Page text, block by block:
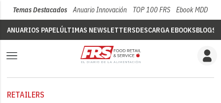
Temas Destacados Anuario Innovación TOP 100 FRS Ebook MDD
ANUARIOS PAPELÚLTIMAS NEWSLETTERSDESCARGA EBOOKSBLOGS
RETAILERS